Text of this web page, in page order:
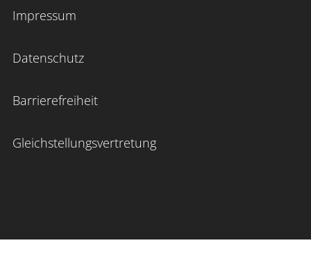
Impressum
Datenschutz
Barrierefreiheit
Gleichstellungsvertretung